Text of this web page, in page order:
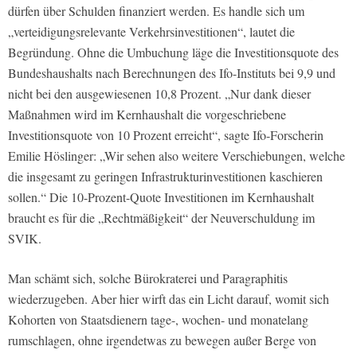
dürfen über Schulden finanziert werden. Es handle sich um
„verteidigungsrelevante Verkehrsinvestitionen“, lautet die
Begründung. Ohne die Umbuchung läge die Investitionsquote des
Bundeshaushalts nach Berechnungen des Ifo-Instituts bei 9,9 und
nicht bei den ausgewiesenen 10,8 Prozent. „Nur dank dieser
Maßnahmen wird im Kernhaushalt die vorgeschriebene
Investitionsquote von 10 Prozent erreicht“, sagte Ifo-Forscherin
Emilie Höslinger: „Wir sehen also weitere Verschiebungen, welche
die insgesamt zu geringen Infrastrukturinvestitionen kaschieren
sollen.“ Die 10-Prozent-Quote Investitionen im Kernhaushalt
braucht es für die „Rechtmäßigkeit“ der Neuverschuldung im
SVIK.
Man schämt sich, solche Bürokraterei und Paragraphitis
wiederzugeben. Aber hier wirft das ein Licht darauf, womit sich
Kohorten von Staatsdienern tage-, wochen- und monatelang
rumschlagen, ohne irgendetwas zu bewegen außer Berge von